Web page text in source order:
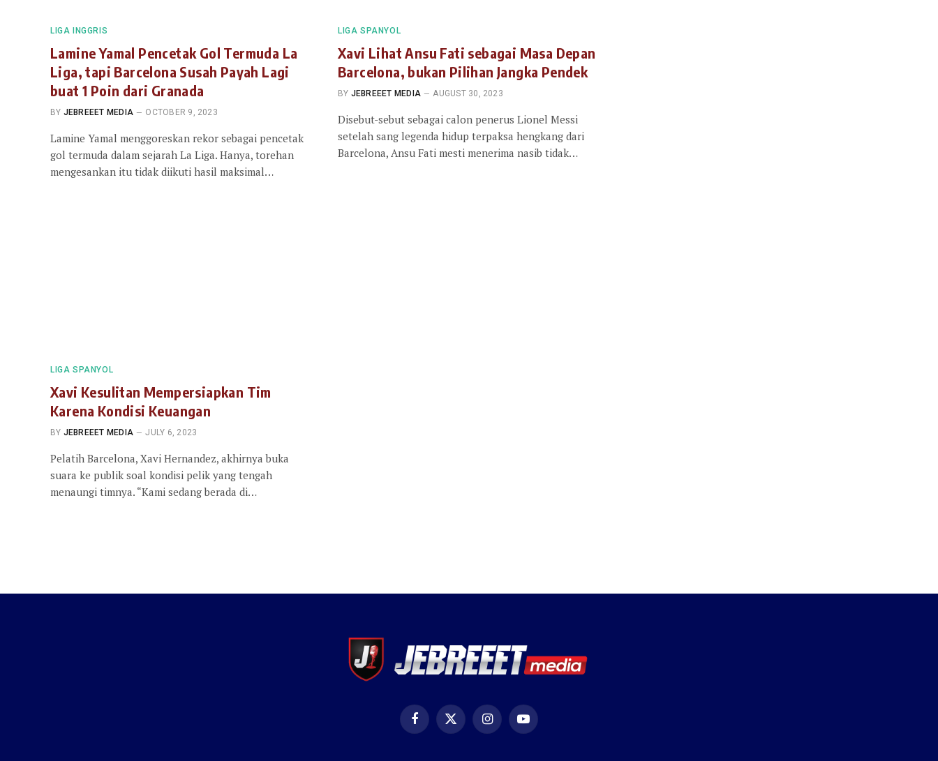
LIGA INGGRIS
Lamine Yamal Pencetak Gol Termuda La
Liga, tapi Barcelona Susah Payah Lagi
buat 1 Poin dari Granada
BY JEBREEET MEDIA OCTOBER 9, 2023
Lamine Yamal menggoreskan rekor sebagai pencetak
gol termuda dalam sejarah La Liga. Hanya, torehan
mengesankan itu tidak diikuti hasil maksimal…
LIGA SPANYOL
Xavi Lihat Ansu Fati sebagai Masa Depan
Barcelona, bukan Pilihan Jangka Pendek
BY JEBREEET MEDIA AUGUST 30, 2023
Disebut-sebut sebagai calon penerus Lionel Messi
setelah sang legenda hidup terpaksa hengkang dari
Barcelona, Ansu Fati mesti menerima nasib tidak…
LIGA SPANYOL
Xavi Kesulitan Mempersiapkan Tim
Karena Kondisi Keuangan
BY JEBREEET MEDIA JULY 6, 2023
Pelatih Barcelona, Xavi Hernandez, akhirnya buka
suara ke publik soal kondisi pelik yang tengah
menaungi timnya. “Kami sedang berada di…
FacebookX
(Twitter)
InstagramYouTube